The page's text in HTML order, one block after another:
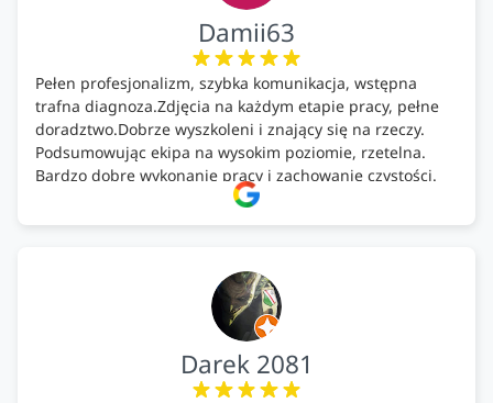
Damii63
Pełen profesjonalizm, szybka komunikacja, wstępna
trafna diagnoza.Zdjęcia na każdym etapie pracy, pełne
doradztwo.Dobrze wyszkoleni i znający się na rzeczy.
Podsumowując ekipa na wysokim poziomie, rzetelna.
Bardzo dobre wykonanie pracy i zachowanie czystości.
Darek 2081